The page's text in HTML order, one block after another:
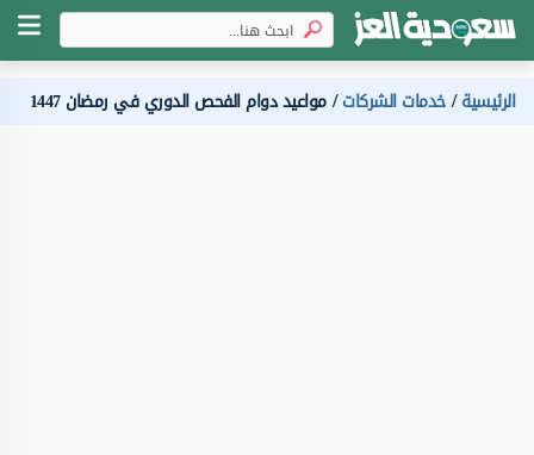
الرئيسية خدمات الشركات مواعيد دوام الفحص الدوري في رمضان 1447